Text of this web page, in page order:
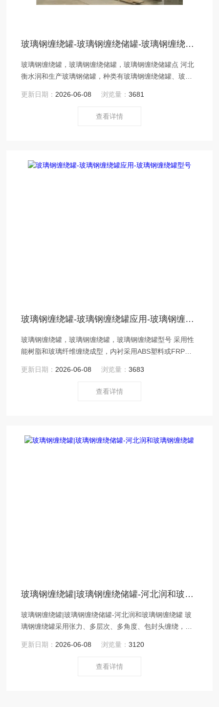
玻璃钢缠绕罐-玻璃钢缠绕储罐-玻璃钢缠绕储罐点
玻璃钢缠绕罐，玻璃钢缠绕储罐，玻璃钢缠绕储罐点 河北
衡水润和生产玻璃钢储罐，种类有玻璃钢缠绕储罐、玻璃
化学反应罐、贮槽等。
更新日期： 2026-06-08 浏览量：3681
查看详情
玻璃钢缠绕罐-玻璃钢缠绕罐应用-玻璃钢缠绕罐型号
玻璃钢缠绕罐，玻璃钢缠绕罐，玻璃钢缠绕罐型号 采用性
能树脂和玻璃纤维缠绕成型，内衬采用ABS塑料或FRP等
更新日期： 2026-06-08 浏览量：3683
查看详情
玻璃钢缠绕罐|玻璃钢缠绕储罐-河北润和玻璃钢缠绕罐
玻璃钢缠绕罐|玻璃钢缠绕储罐-河北润和玻璃钢缠绕罐 玻
璃钢缠绕罐采用张力、多层次、多角度、包封头缠绕，满
存、中转和生产需要，满足非电解质流体的中转、输送、
消除静电的需要，满足抗各式支承剪切及掩埋与荷载的力
更新日期： 2026-06-08 浏览量：3120
查看详情